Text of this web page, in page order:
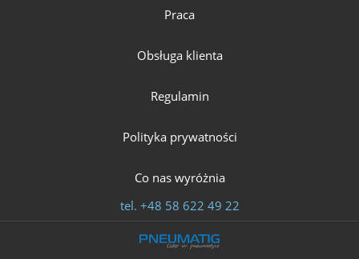
Praca
Obsługa klienta
Regulamin
Polityka prywatności
Co nas wyróżnia
tel. +48 58 622 49 22